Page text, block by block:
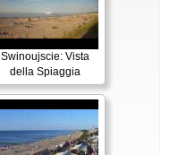
Swinoujscie: Vista
della Spiaggia